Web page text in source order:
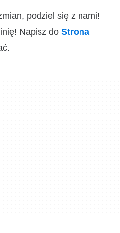
podziel się z nami!
Napisz do Strona